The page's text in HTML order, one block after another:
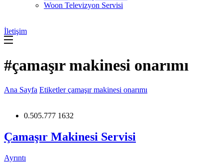
Woon Televizyon Servisi
İletişim
#çamaşır makinesi onarımı
Ana Sayfa Etiketlerçamaşır makinesi onarımı
0.505.777 1632
Çamaşır Makinesi Servisi
Ayrıntı